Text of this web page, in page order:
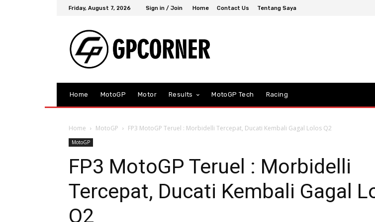
Friday, August 7, 2026 Sign in / Join Home Contact Us Tentang Saya
Home MotoGP Motor Results MotoGP Tech Racing
Home MotoGP FP3 MotoGP Teruel : Morbidelli Tercepat, Ducati Kembali Gagal Lolos Q2
MotoGP
FP3 MotoGP Teruel : Morbidelli
Tercepat, Ducati Kembali Gagal
Q2